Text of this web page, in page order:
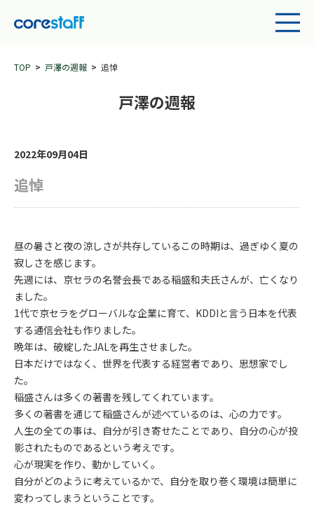
TOP 戸澤の週報 追悼
戸澤の週報
2022年09月04日
追悼
昼の暑さと夜の涼しさが共存しているこの時期は、過ぎゆく夏の
寂しさを感じます。
先週には、京セラの名誉会長である稲盛和夫氏さんが、亡くなり
ました。
1代で京セラをグローバルな企業に育て、KDDIと言う日本を代表
する通信会社も作りました。
晩年は、破綻したJALを再生させました。
日本だけではなく、世界を代表する経営者であり、思想家でし
た。
稲盛さんは多くの著書を残してくれています。
多くの著書を通じて稲盛さんが述べているのは、心の力です。
人生の全ての事は、自分が引き寄せたことであり、自分の心が投
影されたものであるという考えです。
心が現実を作り、動かしていく。
自分がどのように考えているかで、自分を取り巻く環境は簡単に
変わってしまうということです。